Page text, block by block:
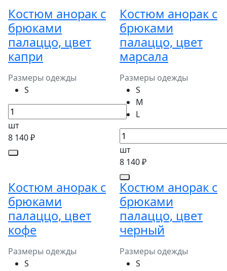
Костюм анорак с
брюками
палаццо, цвет
капри
Размеры одежды
S
шт
8 140 ₽
Костюм анорак с
брюками
палаццо, цвет
марсала
Размеры одежды
S
M
L
шт
8 140 ₽
Костюм анорак с
брюками
палаццо, цвет
кофе
Размеры одежды
S
Костюм анорак с
брюками
палаццо, цвет
черный
Размеры одежды
S